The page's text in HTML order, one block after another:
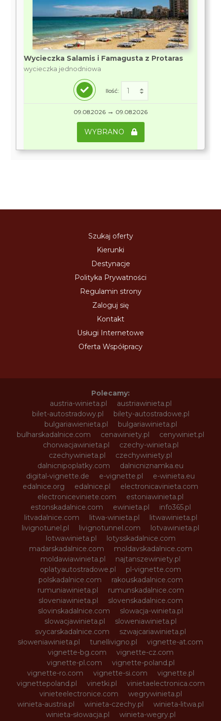
Wycieczka Salamis i Famagusta z Protaras
wycieczka jednodniowa
Ilość:
09.08.2026 → 09.08.2026
WYBRANO
Szukaj oferty
Kierunki
Destynacje
Polityka Prywatności
Regulamin strony
Zaloguj się
Kontakt
Usługi Internetowe
Oferta Współpracy
Polecamy:
austria-winieta.pl
austriawinieta.pl
bilet-autostradowy.pl
bilety-autostradowe.pl
bulgariawienieta.pl
bulgariawinieta.pl
bulharskadalnice.com
cenawiniety.pl
cenywiniet.pl
chorwacjawinieta.pl
czechy-winieta.pl
czechywinieta.pl
czechywiniety.pl
dalnicnipoplatky.com
dalnicniznamka.eu
digital-vignette.de
e-vignette.pl
e-winieta.eu
edalnice.org
edalnice.pl
electronicavinieta.com
electroniceviniete.com
estoniawinieta.pl
estonskadalnice.com
ewinieta.pl
info365.pl
litvadalnice.com
litwa-winieta.pl
litwawinieta.pl
livignotunel.pl
livignotunnel.com
lotvawinieta.pl
lotwawinieta.pl
lotysskadalnice.com
madarskadalnice.com
moldavskadalnice.com
moldawiawinieta.pl
najtanszewiniety.pl
oplatyautostradowe.pl
pl-vignette.com
polskadalnice.com
rakouskadalnice.com
rumuniawinieta.pl
rumunskadalnice.com
sloveniawinieta.pl
slovenskadalnice.com
slovinskadalnice.com
slowacja-winieta.pl
slowacjawinieta.pl
sloweniawinieta.pl
svycarskadalnice.com
szwajcariawinieta.pl
słoweniawinieta.pl
tunellivigno.pl
vignette-at.com
vignette-bg.com
vignette-cz.com
vignette-pl.com
vignette-poland.pl
vignette-ro.com
vignette-si.com
vignette.pl
vignettepoland.pl
vinetki.pl
vinietaelectronica.com
vinieteelectronice.com
wegrywinieta.pl
winieta-austria.pl
winieta-czechy.pl
winieta-litwa.pl
winieta-słowacja.pl
winieta-wegry.pl